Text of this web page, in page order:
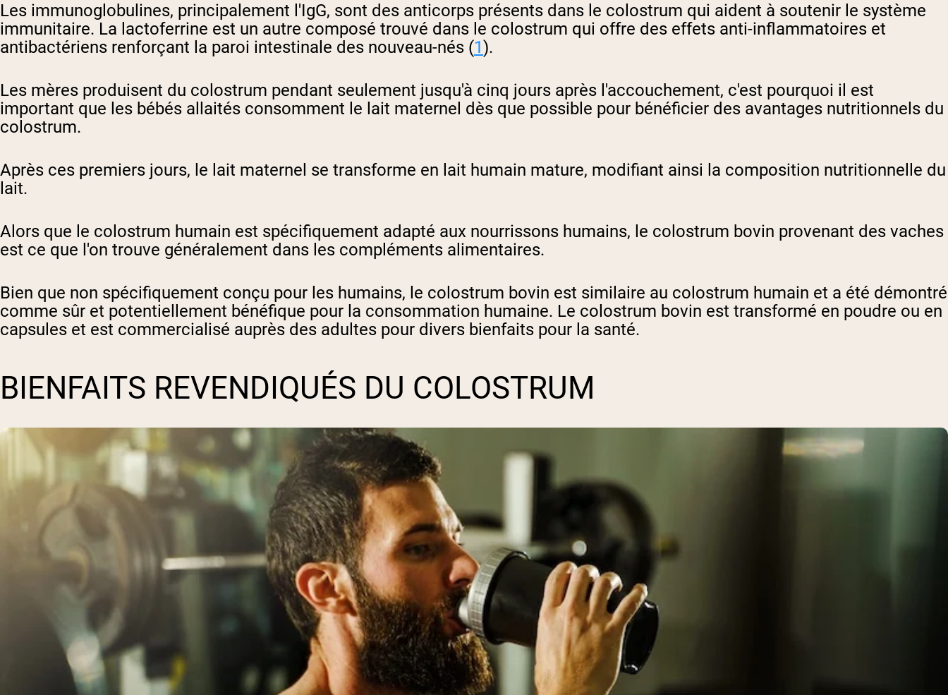
Les immunoglobulines, principalement l'IgG, sont des anticorps présents dans le colostrum qui aident à soutenir le système
immunitaire. La lactoferrine est un autre composé trouvé dans le colostrum qui offre des effets anti-inflammatoires et
antibactériens renforçant la paroi intestinale des nouveau-nés (1).
Les mères produisent du colostrum pendant seulement jusqu'à cinq jours après l'accouchement, c'est pourquoi il est
important que les bébés allaités consomment le lait maternel dès que possible pour bénéficier des avantages nutritionnels du
colostrum.
Après ces premiers jours, le lait maternel se transforme en lait humain mature, modifiant ainsi la composition nutritionnelle du
lait.
Alors que le colostrum humain est spécifiquement adapté aux nourrissons humains, le colostrum bovin provenant des vaches
est ce que l'on trouve généralement dans les compléments alimentaires.
Bien que non spécifiquement conçu pour les humains, le colostrum bovin est similaire au colostrum humain et a été démontré
comme sûr et potentiellement bénéfique pour la consommation humaine. Le colostrum bovin est transformé en poudre ou en
capsules et est commercialisé auprès des adultes pour divers bienfaits pour la santé.
BIENFAITS REVENDIQUÉS DU COLOSTRUM